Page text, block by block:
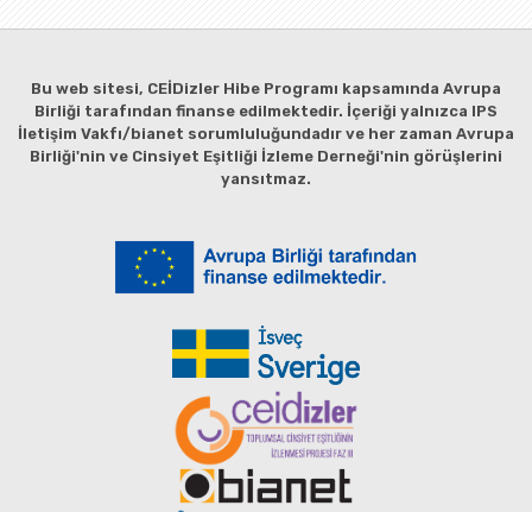
Bu web sitesi, CEİDizler Hibe Programı kapsamında Avrupa
Birliği tarafından finanse edilmektedir. İçeriği yalnızca IPS
İletişim Vakfı/bianet sorumluluğundadır ve her zaman Avrupa
Birliği'nin ve Cinsiyet Eşitliği İzleme Derneği'nin görüşlerini
yansıtmaz.